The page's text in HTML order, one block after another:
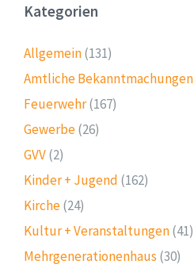
Kategorien
Allgemein(131)
Amtliche Bekanntmachungen
Feuerwehr(167)
Gewerbe(26)
GVV(2)
Kinder + Jugend (162)
Kirche(24)
Kultur + Veranstaltungen(41)
Mehrgenerationenhaus (30)